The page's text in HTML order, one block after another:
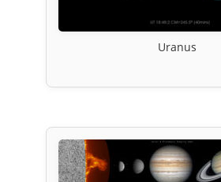
Uranus